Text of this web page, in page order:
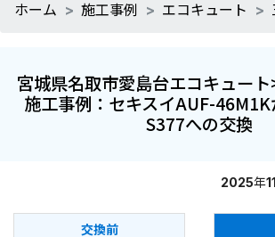
ホーム 施工事例 エコキュート
宮城県名取市愛島台エコキュー
施工事例：セキスイAUF-
S377への交換
2025年
交換前